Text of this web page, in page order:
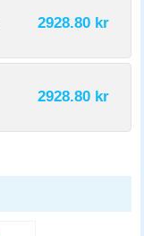
2928.80 kr
2928.80 kr